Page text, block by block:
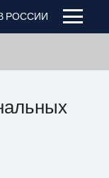
РОССИИ